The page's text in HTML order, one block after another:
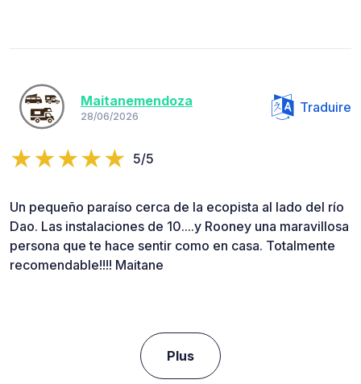
Maitanemendoza
28/06/2026
Traduire
5/5
Un pequeño paraíso cerca de la ecopista al lado del río
Dao. Las instalaciones de 10....y Rooney una maravillosa
persona que te hace sentir como en casa. Totalmente
recomendable!!!! Maitane
Plus